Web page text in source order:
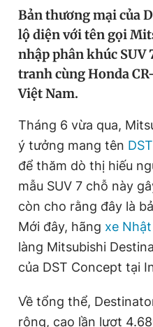
Video
Sản phẩm khác
Tiện ích
Thông tin tòa soạn
Đọc Thanh Niên trên
Bản thương mại của
lộ diện với tên gọi
nhập phân khúc SUV
tranh cùng Honda
Việt Nam.
Tháng 6 vừa qua,
ý tưởng mang tên
để thăm dò thị hiếu
mẫu SUV 7 chỗ này
còn cho rằng đây là
Mới đây, hãng xe Nhật
làng Mitsubishi
của DST Concept tại
Về tổng thể,
rộng, cao lần lượt